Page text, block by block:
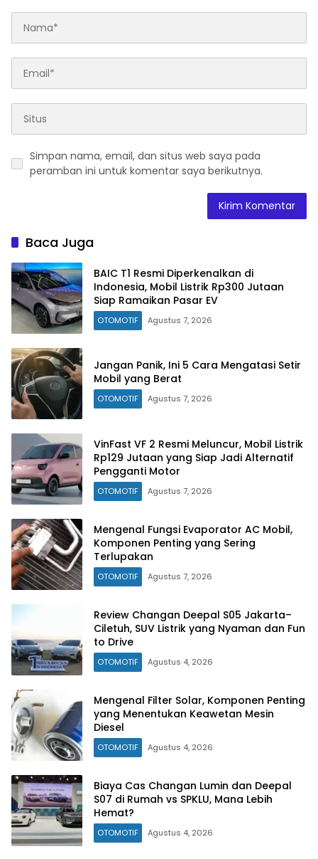
Simpan nama, email, dan situs web saya pada
peramban ini untuk komentar saya berikutnya.
Baca Juga
BAIC T1 Resmi Diperkenalkan di
Indonesia, Mobil Listrik Rp300 Jutaan
Siap Ramaikan Pasar EV
OTOMOTIF Agustus 7, 2026
Jangan Panik, Ini 5 Cara Mengatasi Setir
Mobil yang Berat
OTOMOTIF Agustus 7, 2026
VinFast VF 2 Resmi Meluncur, Mobil Listrik
Rp129 Jutaan yang Siap Jadi Alternatif
Pengganti Motor
OTOMOTIF Agustus 7, 2026
Mengenal Fungsi Evaporator AC Mobil,
Komponen Penting yang Sering
Terlupakan
OTOMOTIF Agustus 7, 2026
Review Changan Deepal S05 Jakarta–
Ciletuh, SUV Listrik yang Nyaman dan Fun
to Drive
OTOMOTIF Agustus 4, 2026
Mengenal Filter Solar, Komponen Penting
yang Menentukan Keawetan Mesin
Diesel
OTOMOTIF Agustus 4, 2026
Biaya Cas Changan Lumin dan Deepal
S07 di Rumah vs SPKLU, Mana Lebih
Hemat?
OTOMOTIF Agustus 4, 2026